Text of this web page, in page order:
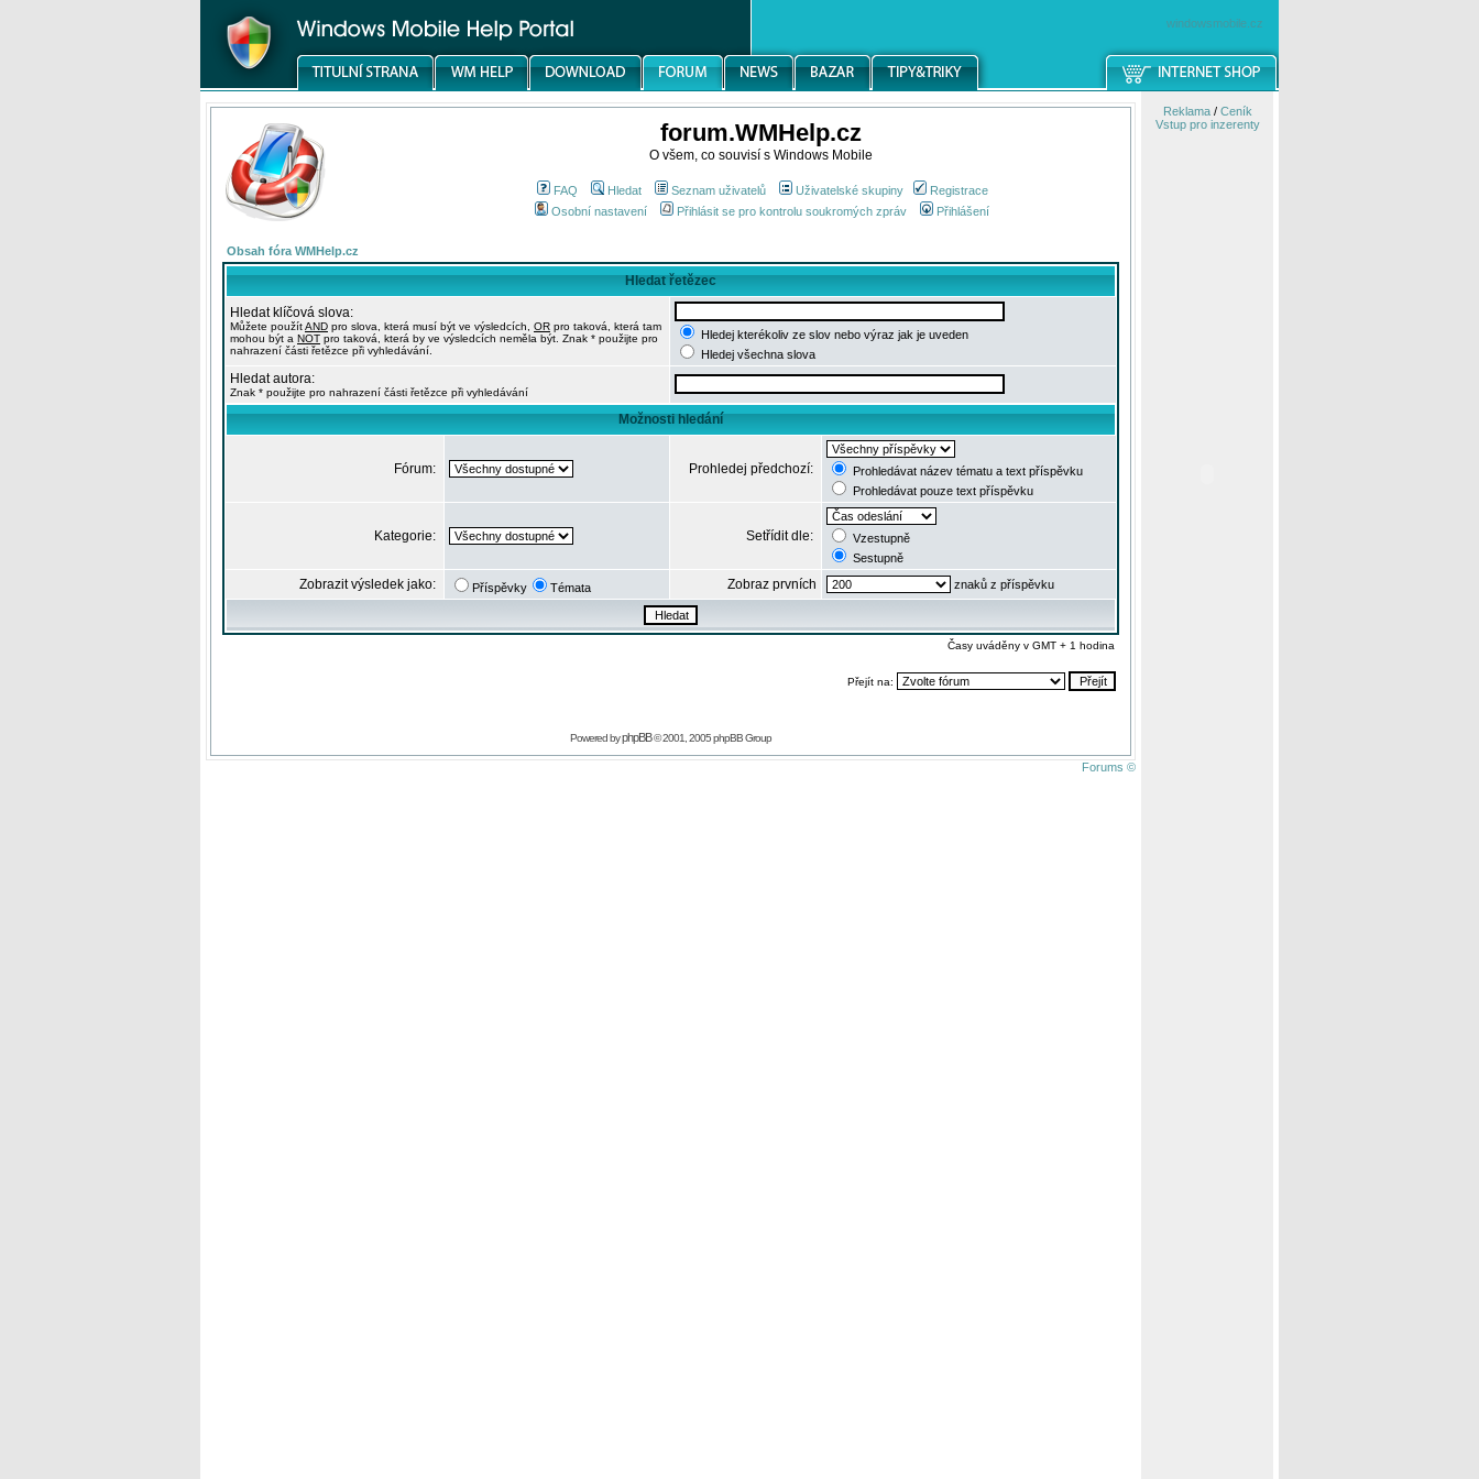
windowsmobile.cz
forum.WMHelp.cz
O všem, co souvisí s Windows Mobile
FAQ Hledat Seznam uživatelů Uživatelské skupiny
Registrace
Osobní nastavení
Přihlásit se pro kontrolu soukromých zpráv Přihlášení
Obsah fóra WMHelp.cz
Hledat řetězec
Hledat klíčová slova:
Můžete použítAND pro slova, která musí být ve výsledcích, OR pro taková, která tam
mohou být a NOT pro taková, která by ve výsledcích neměla být. Znak * použijte pro
nahrazení části řetězce při vyhledávání.
Hledej kterékoliv ze slov nebo výraz jak je uveden
Hledej všechna slova
Hledat autora:
Znak * použijte pro nahrazení části řetězce při vyhledávání
Možnosti hledání
Fórum: Prohledej předchozí:
Prohledávat název tématu a text příspěvku
Prohledávat pouze text příspěvku
Kategorie: Setřídit dle:
Vzestupně
Sestupně
Zobrazit výsledek jako: Příspěvky Témata Zobraz prvních znaků z příspěvku
Časy uváděny v GMT + 1 hodina
Přejít na:
Powered byphpBB© 2001, 2005 phpBB Group
Forums ©
Reklama/ Ceník
Vstup pro inzerenty